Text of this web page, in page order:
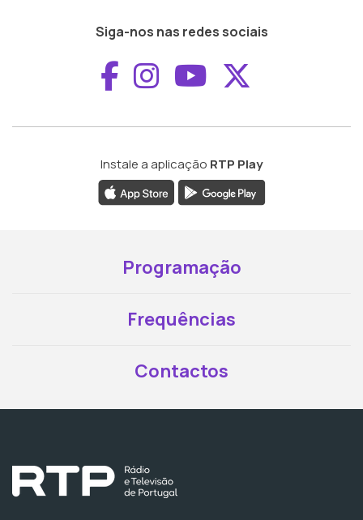
Siga-nos nas redes sociais
Aceder ao
Aceder ao
Aceder ao
Instale a aplicação RTP Play
Programação
Frequências
Contactos